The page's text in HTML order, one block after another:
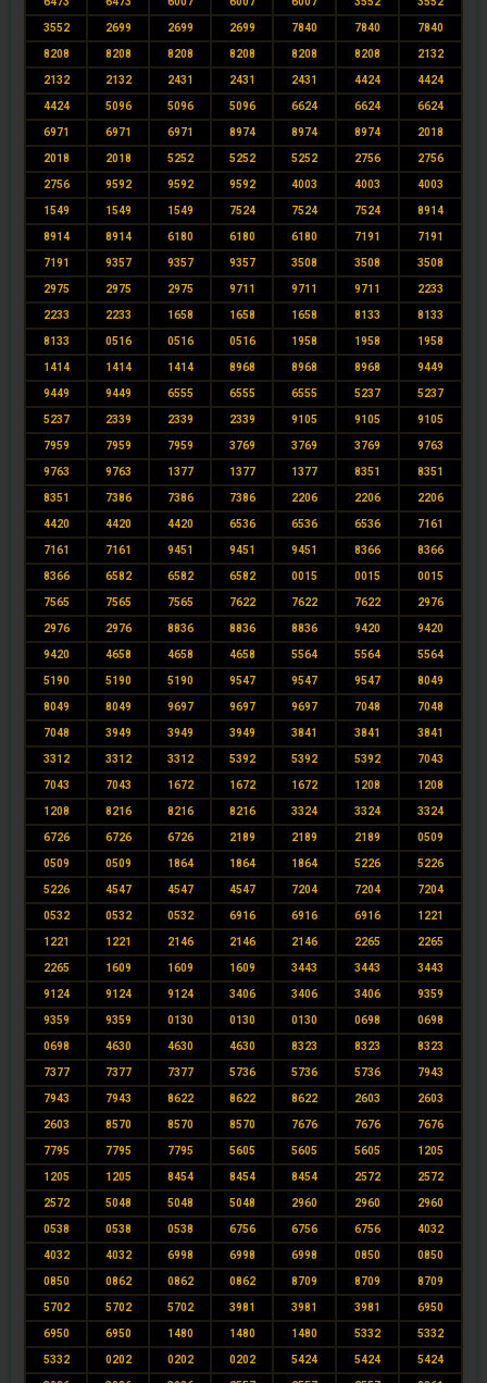
3552 2699 2699 2699 7840 7840 7840
8208 8208 8208 8208 8208 8208 2132
2132 2132 2431 2431 2431 4424 4424
4424 5096 5096 5096 6624 6624 6624
6971 6971 6971 8974 8974 8974 2018
2018 2018 5252 5252 5252 2756 2756
2756 9592 9592 9592 4003 4003 4003
1549 1549 1549 7524 7524 7524 8914
8914 8914 6180 6180 6180 7191 7191
7191 9357 9357 9357 3508 3508 3508
2975 2975 2975 9711 9711 9711 2233
2233 2233 1658 1658 1658 8133 8133
8133 0516 0516 0516 1958 1958 1958
1414 1414 1414 8968 8968 8968 9449
9449 9449 6555 6555 6555 5237 5237
5237 2339 2339 2339 9105 9105 9105
7959 7959 7959 3769 3769 3769 9763
9763 9763 1377 1377 1377 8351 8351
8351 7386 7386 7386 2206 2206 2206
4420 4420 4420 6536 6536 6536 7161
7161 7161 9451 9451 9451 8366 8366
8366 6582 6582 6582 0015 0015 0015
7565 7565 7565 7622 7622 7622 2976
2976 2976 8836 8836 8836 9420 9420
9420 4658 4658 4658 5564 5564 5564
5190 5190 5190 9547 9547 9547 8049
8049 8049 9697 9697 9697 7048 7048
7048 3949 3949 3949 3841 3841 3841
3312 3312 3312 5392 5392 5392 7043
7043 7043 1672 1672 1672 1208 1208
1208 8216 8216 8216 3324 3324 3324
6726 6726 6726 2189 2189 2189 0509
0509 0509 1864 1864 1864 5226 5226
5226 4547 4547 4547 7204 7204 7204
0532 0532 0532 6916 6916 6916 1221
1221 1221 2146 2146 2146 2265 2265
2265 1609 1609 1609 3443 3443 3443
9124 9124 9124 3406 3406 3406 9359
9359 9359 0130 0130 0130 0698 0698
0698 4630 4630 4630 8323 8323 8323
7377 7377 7377 5736 5736 5736 7943
7943 7943 8622 8622 8622 2603 2603
2603 8570 8570 8570 7676 7676 7676
7795 7795 7795 5605 5605 5605 1205
1205 1205 8454 8454 8454 2572 2572
2572 5048 5048 5048 2960 2960 2960
0538 0538 0538 6756 6756 6756 4032
4032 4032 6998 6998 6998 0850 0850
0850 0862 0862 0862 8709 8709 8709
5702 5702 5702 3981 3981 3981 6950
6950 6950 1480 1480 1480 5332 5332
5332 0202 0202 0202 5424 5424 5424